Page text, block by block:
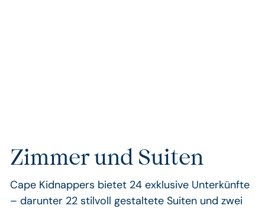
Zimmer und Suiten
Cape Kidnappers bietet 24 exklusive Unterkünfte
– darunter 22 stilvoll gestaltete Suiten und zwei